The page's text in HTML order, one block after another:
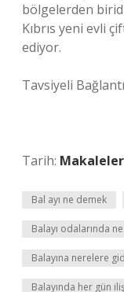
bölgelerden
Kıbrıs yeni evli
ediyor.
Tavsiyeli
Tarih: Makaleler
Bal ayı ne demek
Balayı odalarında
Balayına nerelere
Balayında her gün